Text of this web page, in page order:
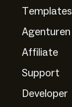
Templates
Agenturen
Affiliate
Support
Developer